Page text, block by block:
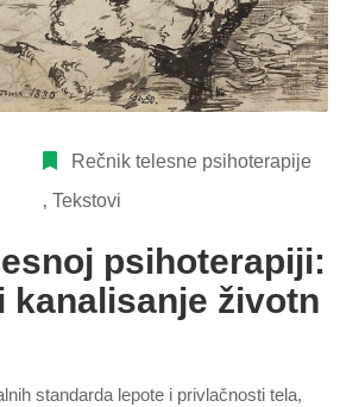
Rečnik telesne psihoterapije
‚Tekstovi
psihoterapiji:
kanalisanje životn
standarda lepote i privlačnosti tela,